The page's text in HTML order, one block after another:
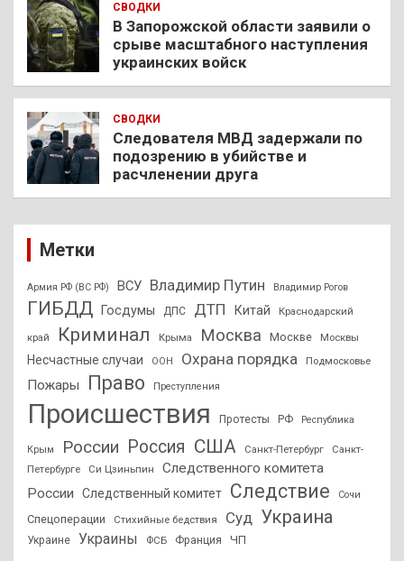
СВОДКИ
В Запорожской области заявили о
срыве масштабного наступления
украинских войск
СВОДКИ
Следователя МВД задержали по
подозрению в убийстве и
расчленении друга
Метки
Армия РФ (ВС РФ) ВСУ Владимир Путин Владимир Рогов
ГИБДД Госдумы ДПС ДТП Китай Краснодарский
край Криминал Крыма Москва Москве Москвы
Несчастные случаи ООН Охрана порядка Подмосковье
Пожары Право Преступления
Происшествия Протесты РФ Республика
Крым России Россия США Санкт-Петербург
Санкт-
Петербурге
Си Цзиньпин
Следственного комитета
России
Следственный комитет Следствие Сочи
Спецоперации Стихийные бедствия Суд Украина
Украине Украины ФСБ Франция ЧП